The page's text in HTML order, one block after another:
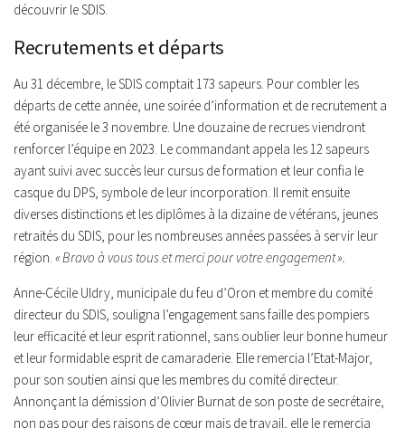
découvrir le SDIS.
Recrutements et départs
Au 31 décembre, le SDIS comptait 173 sapeurs. Pour combler les
départs de cette année, une soirée d’information et de recrutement a
été organisée le 3 novembre. Une douzaine de recrues viendront
renforcer l’équipe en 2023. Le commandant appela les 12 sapeurs
ayant suivi avec succès leur cursus de formation et leur confia le
casque du DPS, symbole de leur incorporation. Il remit ensuite
diverses distinctions et les diplômes à la dizaine de vétérans, jeunes
retraités du SDIS, pour les nombreuses années passées à servir leur
région. « Bravo à vous tous et merci pour votre engagement ».
Anne-Cécile Uldry, municipale du feu d’Oron et membre du comité
directeur du SDIS, souligna l’engagement sans faille des pompiers
leur efficacité et leur esprit rationnel, sans oublier leur bonne humeur
et leur formidable esprit de camaraderie. Elle remercia l’Etat-Major,
pour son soutien ainsi que les membres du comité directeur.
Annonçant la démission d’Olivier Burnat de son poste de secrétaire,
non pas pour des raisons de cœur mais de travail, elle le remercia